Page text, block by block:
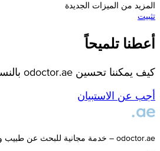
المزيد من الميزات الجديدة
تثبيت
أعطنا تلميحاً
كيف يمكننا تحسين odoctor.ae بالنسبة لك؟
أجب عن الاستبيان
odoctor.ae – خدمة مجانية للبحث عن طبيب وحجز موعد عبر الإنترنت